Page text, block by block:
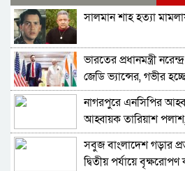
বগুড়ায় ও সিলেটে দুই
বিমানবন্দরে ভিআইপি-
নির্দেশ
বিটিভির মহাপরিচালক
র‍্যাব বিলুপ্ত করে আনা
সালমান শাহ হত্যা
ভারতের প্রধানমন্ত্রী
জেডি ভ্যান্সের, গভীর
নাগরপুরে এনসিপির
আহ্বায়ক তারিয়াশ
আশরাফ
সবুজ বাংলাদেশ গড়ার
দ্বিতীয় পর্যায়ে বৃক্ষরোপণ